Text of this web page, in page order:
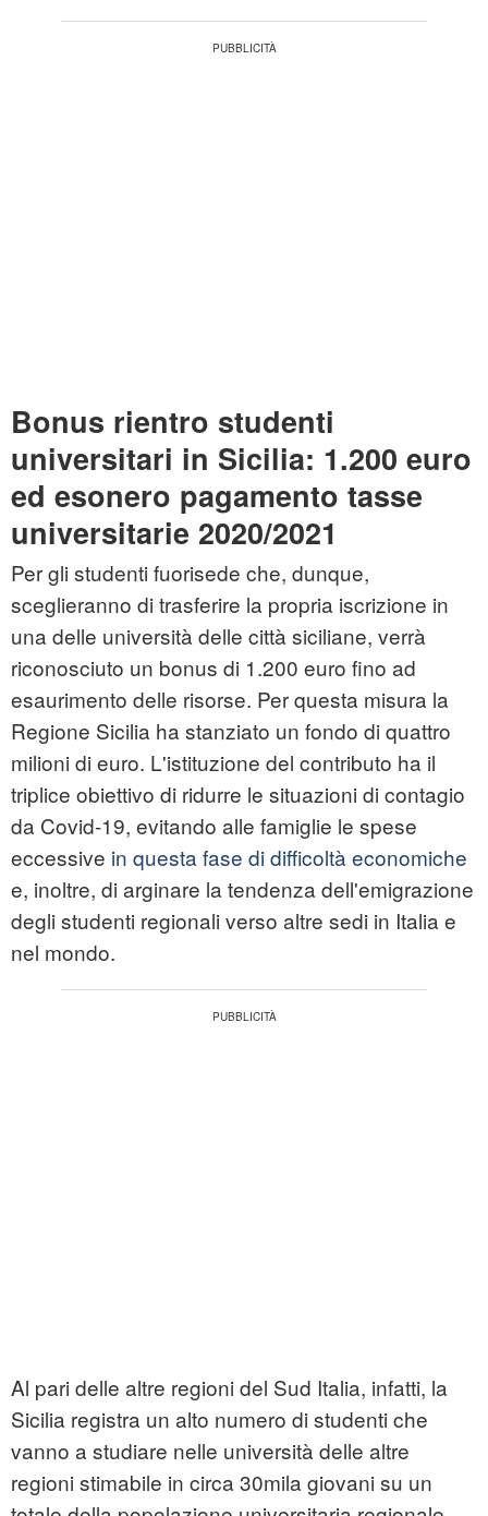
Bonus rientro studenti
universitari in Sicilia: 1.200 euro
ed esonero pagamento tasse
universitarie 2020/2021
Per gli studenti fuorisede che, dunque,
sceglieranno di trasferire la propria iscrizione in
una delle università delle città siciliane, verrà
riconosciuto un bonus di 1.200 euro fino ad
esaurimento delle risorse. Per questa misura la
Regione Sicilia ha stanziato un fondo di quattro
milioni di euro. L'istituzione del contributo ha il
triplice obiettivo di ridurre le situazioni di contagio
da Covid-19, evitando alle famiglie le spese
eccessive in questa fase di difficoltà economiche
e, inoltre, di arginare la tendenza dell'emigrazione
degli studenti regionali verso altre sedi in Italia e
nel mondo.
Al pari delle altre regioni del Sud Italia, infatti, la
Sicilia registra un alto numero di studenti che
vanno a studiare nelle università delle altre
regioni stimabile in circa 30mila giovani su un